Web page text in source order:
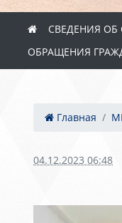
СВЕДЕНИЯ
ОБРАЩЕНИЯ
Главная
04.12.2023 06:48